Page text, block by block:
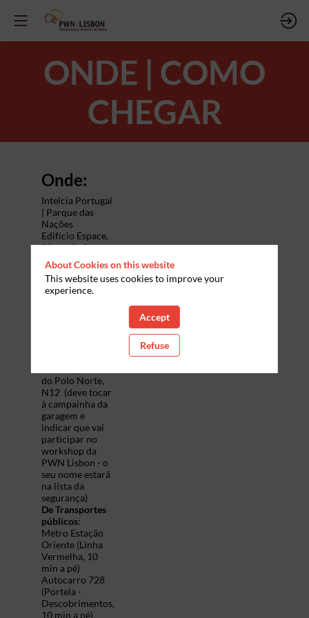
ONDE | COMO
CHEGAR
Onde:
Intelcia Portugal
| Parque das
Nações
Edifício Espace,
Alameda dos
Oceanos 59,
1990-207 Lisboa
Como:
do Polo Norte,
N12 (deve tocar
à campainha da
garagem e
indicar que vai
participar no
workshop da
PWN Lisbon - o
seu nome estará
na lista da
segurança)
De Transportes
públicos:
Metro Estação
Oriente (Linha
Vermelha, 10
min a pé)
Autocarro 728
(Portela -
Descobrimentos,
10 min a pé)
About Cookies on this website
This website uses cookies to improve your
experience.
Accept
Refuse